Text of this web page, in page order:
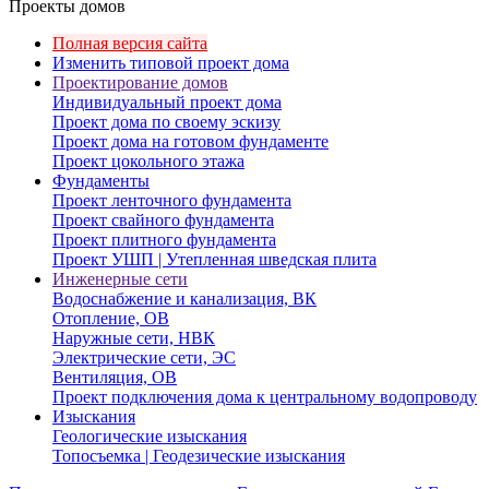
Проекты домов
Полная версия сайта
Изменить типовой проект дома
Проектирование домов
Индивидуальный проект дома
Проект дома по своему эскизу
Проект дома на готовом фундаменте
Проект цокольного этажа
Фундаменты
Проект ленточного фундамента
Проект свайного фундамента
Проект плитного фундамента
Проект УШП | Утепленная шведская плита
Инженерные сети
Водоснабжение и канализация, ВК
Отопление, ОВ
Наружные сети, НВК
Электрические сети, ЭС
Вентиляция, ОВ
Проект подключения дома к центральному водопроводу
Изыскания
Геологические изыскания
Топосъемка | Геодезические изыскания